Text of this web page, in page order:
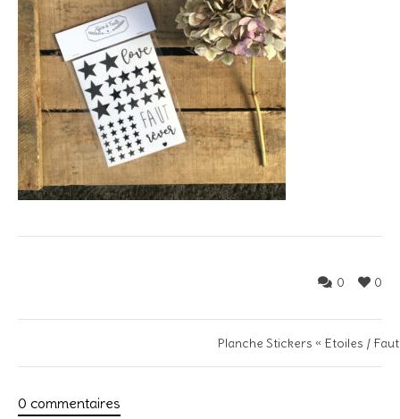
0
0
Planche Stickers « Etoiles /
0 commentaires